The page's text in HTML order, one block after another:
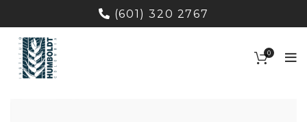
(601) 320 2767
0